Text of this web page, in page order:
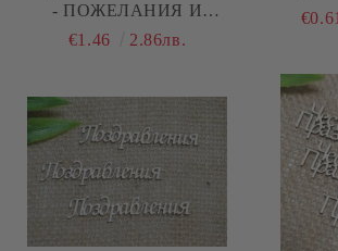
- ПОЖЕЛАНИЯ И
ПОЗДРАВЛЕНИЯ
€1.46 2.86лв.
€0.61